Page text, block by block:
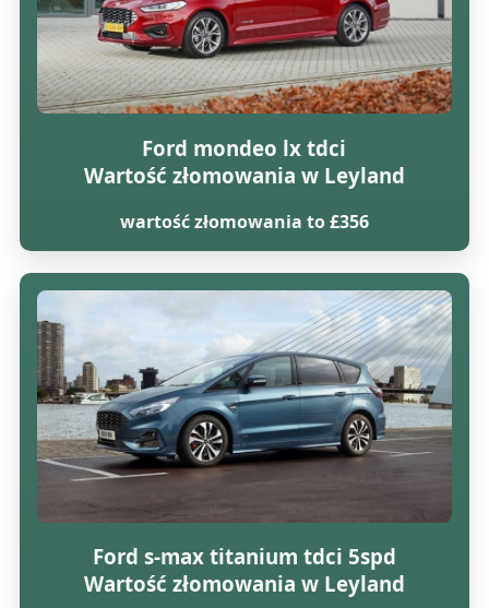
Ford mondeo lx tdci
Wartość złomowania w Leyland
wartość złomowania to £356
Ford s-max titanium tdci 5spd
Wartość złomowania w Leyland